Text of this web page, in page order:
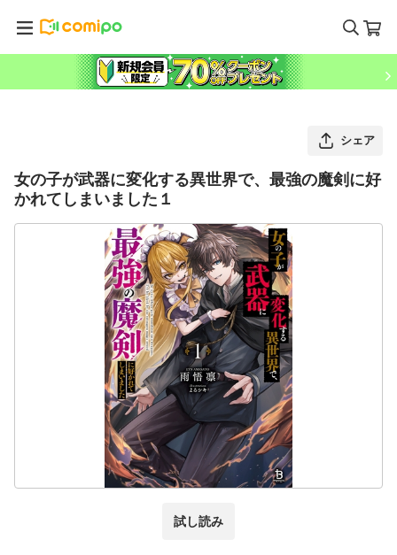
シェア
女の子が武器に変化する異世界で、最強の魔剣に好
かれてしまいました１
試し読み